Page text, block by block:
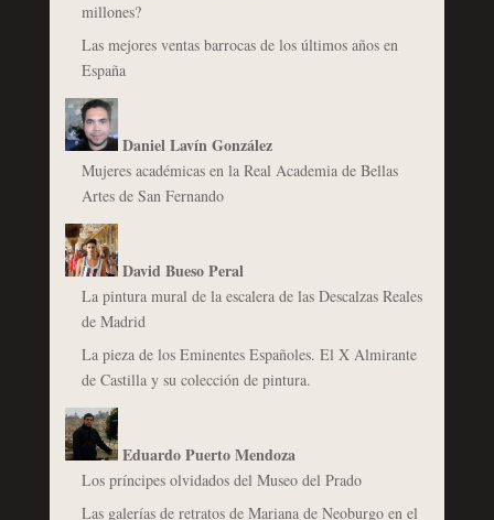
millones?
Las mejores ventas barrocas de los últimos años en
España
Daniel Lavín González
Mujeres académicas en la Real Academia de Bellas
Artes de San Fernando
David Bueso Peral
La pintura mural de la escalera de las Descalzas Reales
de Madrid
La pieza de los Eminentes Españoles. El X Almirante
de Castilla y su colección de pintura.
Eduardo Puerto Mendoza
Los príncipes olvidados del Museo del Prado
Las galerías de retratos de Mariana de Neoburgo en el